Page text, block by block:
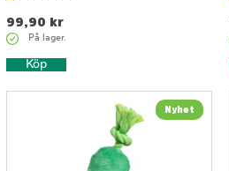
99,90 kr
På lager.
Köp